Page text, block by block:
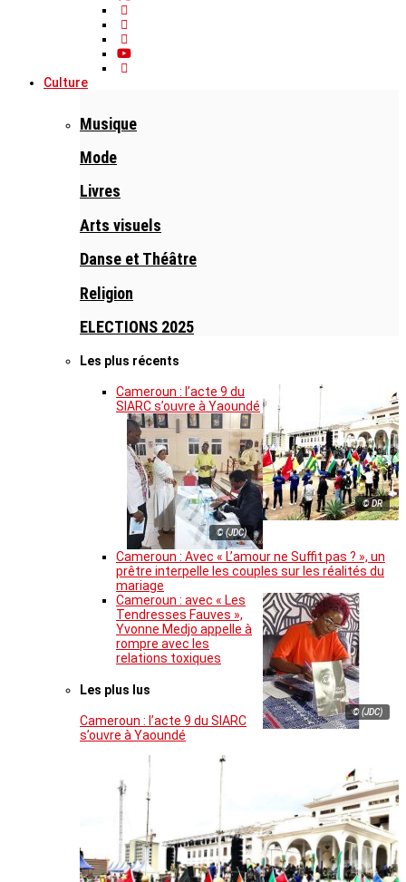
Culture
Musique
Mode
Livres
Arts visuels
Danse et Théâtre
Religion
ELECTIONS 2025
Les plus récents
© DR
Cameroun : l’acte 9 du
SIARC s’ouvre à Yaoundé
© (JDC)
Cameroun : Avec « L’amour ne Suffit pas ? », un
prêtre interpelle les couples sur les réalités du
mariage
© (JDC)
Cameroun : avec « Les
Tendresses Fauves »,
Yvonne Medjo appelle à
rompre avec les
relations toxiques
Les plus lus
Cameroun : l’acte 9 du SIARC
s’ouvre à Yaoundé